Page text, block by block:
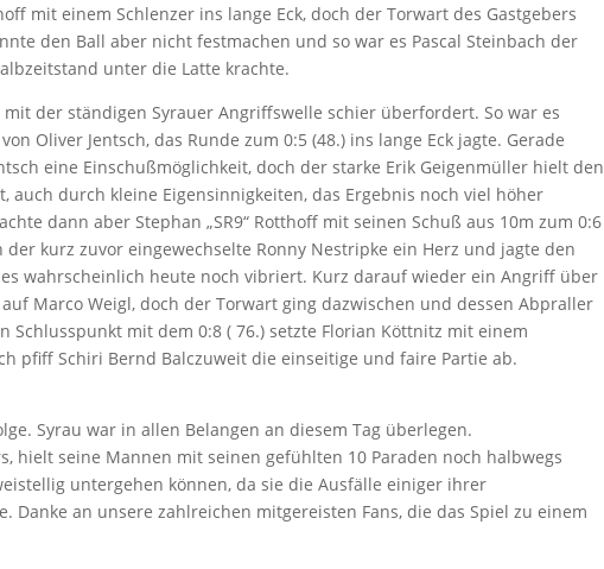
mit einem Schlenzer ins lange Eck, doch der Torwart des Gastgebers
den Ball aber nicht festmachen und so war es Pascal Steinbach der
unter die Latte krachte.
der ständigen Syrauer Angriffswelle schier überfordert. So war es
Oliver Jentsch, das Runde zum 0:5 (48.) ins lange Eck jagte. Gerade
eine Einschußmöglichkeit, doch der starke Erik Geigenmüller hielt den
auch durch kleine Eigensinnigkeiten, das Ergebnis noch viel höher
dann aber Stephan „SR9“ Rotthoff mit seinen Schuß aus 10m zum 0:6
kurz zuvor eingewechselte Ronny Nestripke ein Herz und jagte den
wahrscheinlich heute noch vibriert. Kurz darauf wieder ein Angriff über
Marco Weigl, doch der Torwart ging dazwischen und dessen Abpraller
Schlusspunkt mit dem 0:8 ( 76.) setzte Florian Köttnitz mit einem
pfiff Schiri Bernd Balczuweit die einseitige und faire Partie ab.
Syrau war in allen Belangen an diesem Tag überlegen.
hielt seine Mannen mit seinen gefühlten 10 Paraden noch halbwegs
untergehen können, da sie die Ausfälle einiger ihrer
Danke an unsere zahlreichen mitgereisten Fans, die das Spiel zu einem